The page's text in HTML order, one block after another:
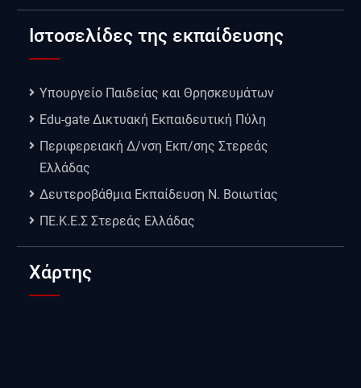
Ιστοσελίδες της εκπαίδευσης
Υπουργείο Παιδείας και Θρησκευμάτων
Edu-gate Δικτυακή Εκπαιδευτική Πύλη
Περιφερειακή Δ/νση Εκπ/σης Στερεάς
Ελλάδας
Δευτεροβάθμια Εκπαίδευση Ν. Βοιωτίας
ΠΕ.Κ.Ε.Σ Στερεάς Ελλάδας
Χάρτης